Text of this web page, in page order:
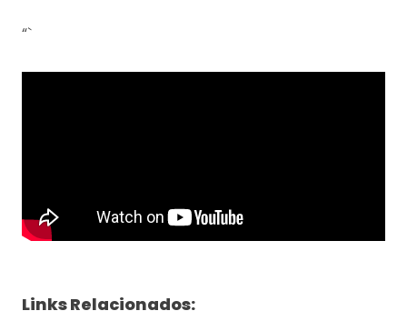
“`
Links Relacionados: